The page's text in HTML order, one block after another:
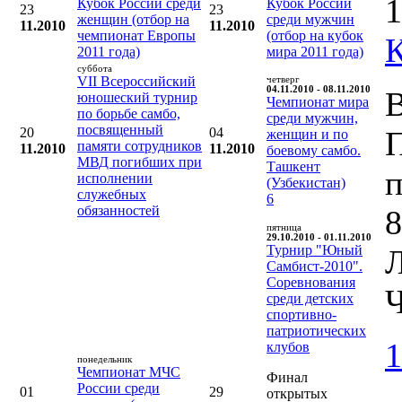
23
11.2010
женщин (отбор на
чемпионат Европы
2011 года)
23
11.2010
среди мужчин
(отбор на кубок
мира 2011 года)
20
11.2010
суббота
VII Всероссийский
юношеский турнир
по борьбе самбо,
посвященный
памяти сотрудников
МВД погибших при
исполнении
служебных
обязанностей
04
11.2010
четверг
04.11.2010 - 08.11.2010
Чемпионат мира
среди мужчин,
женщин и по
боевому самбо.
Ташкент
(Узбекистан)
6
01
понедельник
Чемпионат МЧС
России среди
29
пятница
29.10.2010 - 01.11.2010
Турнир "Юный
Самбист-2010".
Соревнования
среди детских
спортивно-
патриотических
клубов
Финал
открытых
1